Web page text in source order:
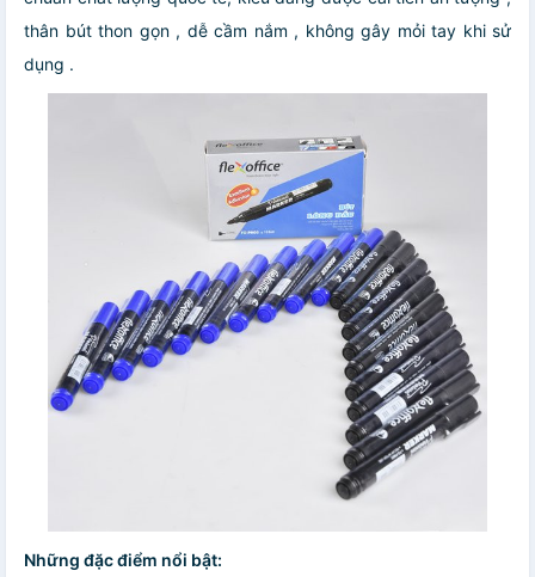
thân bút thon gọn , dễ cầm nắm , không gây mỏi tay khi sử
dụng .
Những đặc điểm nổi bật: